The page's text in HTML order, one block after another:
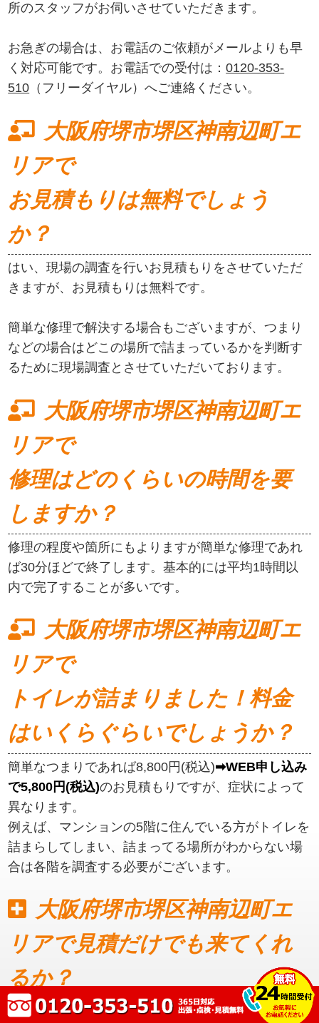
所のスタッフがお伺いさせていただきます。
お急ぎの場合は、お電話のご依頼がメールよりも早
く対応可能です。お電話での受付は：0120-353-
510 （フリーダイヤル）へご連絡ください。
大阪府堺市堺区神南辺町エ
リアで
お見積もりは無料でしょう
か？
はい、現場の調査を行いお見積もりをさせていただ
きますが、お見積もりは無料です。
簡単な修理で解決する場合もございますが、つまり
などの場合はどこの場所で詰まっているかを判断す
るために現場調査とさせていただいております。
大阪府堺市堺区神南辺町エ
リアで
修理はどのくらいの時間を要
しますか？
修理の程度や箇所にもよりますが簡単な修理であれ
ば30分ほどで終了します。基本的には平均1時間以
内で完了することが多いです。
大阪府堺市堺区神南辺町エ
リアで
トイレが詰まりました！料金
はいくらぐらいでしょうか？
簡単なつまりであれば8,800円(税込)➡WEB申し込み
で5,800円(税込)のお見積もりですが、症状によって
異なります。
例えば、マンションの5階に住んでいる方がトイレを
詰まらしてしまい、詰まってる場所がわからない場
合は各階を調査する必要がございます。
大阪府堺市堺区神南辺町エ
リアで見積だけでも来てくれ
るか？
見積もりだけでも可能です。